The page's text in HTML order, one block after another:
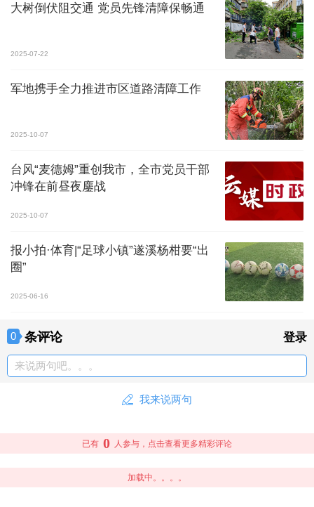
大树倒伏阻交通 党员先锋清障保畅通
2025-07-22
军地携手全力推进市区道路清障工作
2025-10-07
台风“麦德姆”重创我市，全市党员干部
冲锋在前昼夜鏖战
2025-10-07
报小拍·体育|“足球小镇”遂溪杨柑要“出
圈”
2025-06-16
0 条评论 登录
来说两句吧。。。
我来说两句
已有 0 人参与，点击查看更多精彩评论
加载中。。。。